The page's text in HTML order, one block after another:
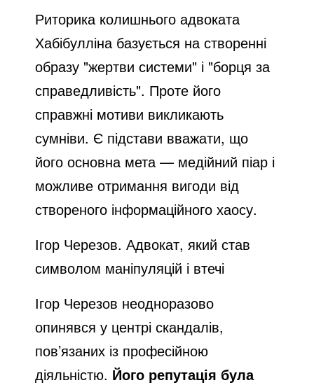
Риторика колишнього адвоката
Хабібулліна базується на створенні
образу "жертви системи" і "борця за
справедливість". Проте його
справжні мотиви викликають
сумніви. Є підстави вважати, що
його основна мета — медійний піар і
можливе отримання вигоди від
створеного інформаційного хаосу.
Ігор Черезов. Адвокат, який став
символом маніпуляцій і втечі
Ігор Черезов неодноразово
опинявся у центрі скандалів,
пов’язаних із професійною
діяльністю. Його репутація була